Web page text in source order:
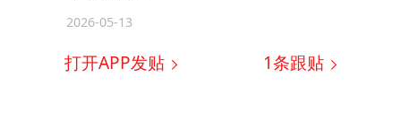
2026-05-13
打开APP发贴 1条跟贴